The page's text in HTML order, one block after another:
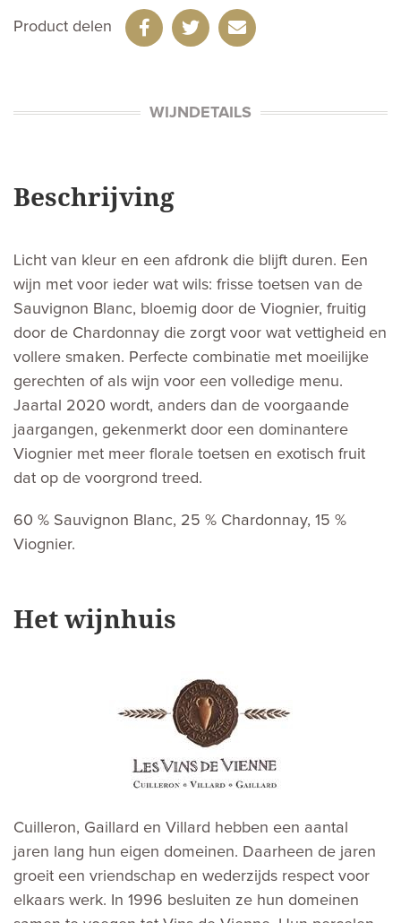
Product delen
WIJNDETAILS
Beschrijving
Licht van kleur en een afdronk die blijft duren. Een
wijn met voor ieder wat wils: frisse toetsen van de
Sauvignon Blanc, bloemig door de Viognier, fruitig
door de Chardonnay die zorgt voor wat vettigheid en
vollere smaken. Perfecte combinatie met moeilijke
gerechten of als wijn voor een volledige menu.
Jaartal 2020 wordt, anders dan de voorgaande
jaargangen, gekenmerkt door een dominantere
Viognier met meer florale toetsen en exotisch fruit
dat op de voorgrond treed.
60 % Sauvignon Blanc, 25 % Chardonnay, 15 %
Viognier.
Het wijnhuis
Cuilleron, Gaillard en Villard hebben een aantal
jaren lang hun eigen domeinen. Daarheen de jaren
groeit een vriendschap en wederzijds respect voor
elkaars werk. In 1996 besluiten ze hun domeinen